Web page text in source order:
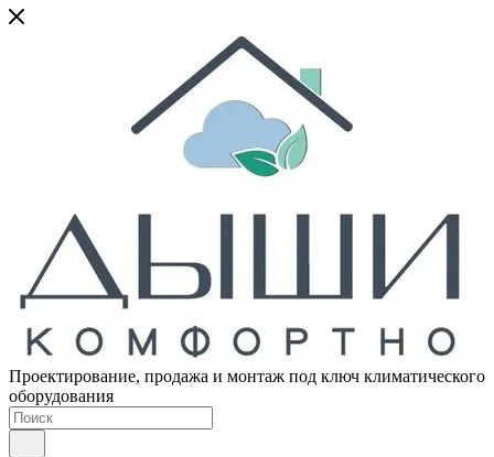
Проектирование, продажа и монтаж под ключ климатического
оборудования